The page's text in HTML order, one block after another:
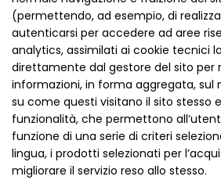
(permettendo, ad esempio, di
autenticarsi per accedere ad aree
analytics, assimilati ai cookie tecnici
direttamente dal gestore del sito per
informazioni, in forma aggregata, sul
su come questi visitano il sito stesso
funzionalità, che permettono
funzione di una serie di criteri
lingua, i prodotti selezionati per
migliorare il servizio reso allo stesso.